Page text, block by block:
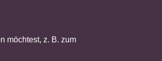
möchtest, z. B. zum